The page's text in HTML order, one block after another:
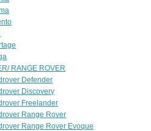
RANGE ROVER
Defender
Discovery
Freelander
Range Rover
Range Rover Evoque